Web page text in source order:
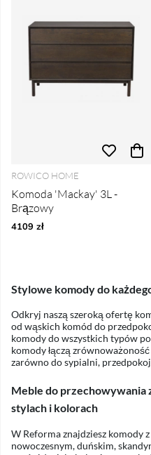
ROWICO HOME
Komoda 'Mackay' 3L -
Brązowy
4109 zł
Stylowe komody do
Odkryj naszą szeroką ofertę
od wąskich komód do
komody do wszystkich typów
komody łączą
zarówno do sypialni,
Meble do przechowywania
stylach i kolorach
W Reforma znajdziesz komody
nowoczesnym, duńskim,